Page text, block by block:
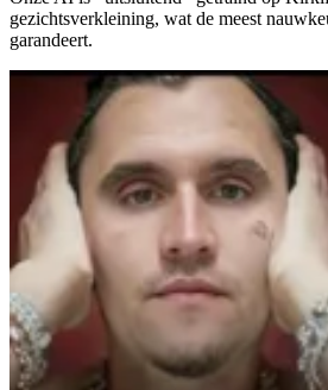
gezichtsverkleining, wat de meest
garandeert.